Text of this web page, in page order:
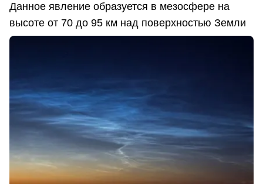
Данное явление образуется в мезосфере на
высоте от 70 до 95 км над поверхностью Земли